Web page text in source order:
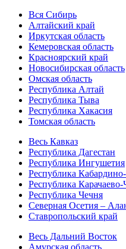
Вся Сибирь
Алтайский край
Иркутская область
Кемеровская область
Красноярский край
Новосибирская область
Омская область
Республика Алтай
Республика Тыва
Республика Хакасия
Томская область
Весь Кавказ
Республика Дагестан
Республика Ингушетия
Республика
Республика Карачаево-
Республика Чечня
Северная Осетия –
Ставропольский край
Весь Дальний Восток
Амурская область